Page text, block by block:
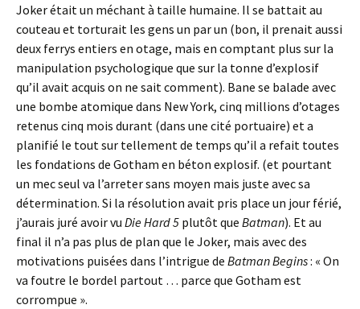
Joker était un méchant à taille humaine. Il se battait au
couteau et torturait les gens un par un (bon, il prenait aussi
deux ferrys entiers en otage, mais en comptant plus sur la
manipulation psychologique que sur la tonne d’explosif
qu’il avait acquis on ne sait comment). Bane se balade avec
une bombe atomique dans New York, cinq millions d’otages
retenus cinq mois durant (dans une cité portuaire) et a
planifié le tout sur tellement de temps qu’il a refait toutes
les fondations de Gotham en béton explosif. (et pourtant
un mec seul va l’arreter sans moyen mais juste avec sa
détermination. Si la résolution avait pris place un jour férié,
j’aurais juré avoir vu Die Hard 5 plutôt que Batman). Et au
final il n’a pas plus de plan que le Joker, mais avec des
motivations puisées dans l’intrigue de Batman Begins: « On
va foutre le bordel partout … parce que Gotham est
corrompue ».